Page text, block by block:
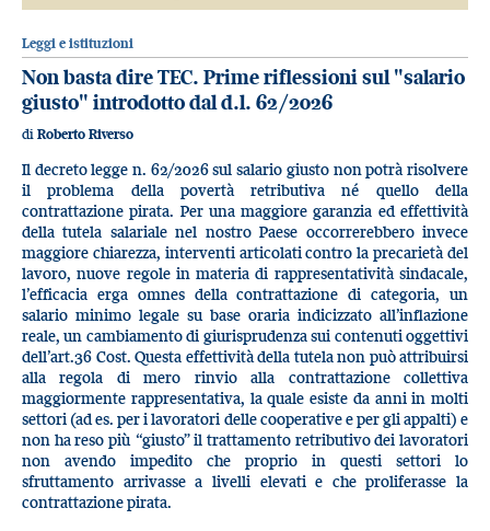
Leggi e istituzioni
Non basta dire TEC. Prime riflessioni sul "salario
giusto" introdotto dal d.l. 62/2026
di Roberto Riverso
Il decreto legge n. 62/2026 sul salario giusto non potrà risolvere
il problema della povertà retributiva né quello della
contrattazione pirata. Per una maggiore garanzia ed effettività
della tutela salariale nel nostro Paese occorrerebbero invece
maggiore chiarezza, interventi articolati contro la precarietà del
lavoro, nuove regole in materia di rappresentatività sindacale,
l’efficacia erga omnes della contrattazione di categoria, un
salario minimo legale su base oraria indicizzato all’inflazione
reale, un cambiamento di giurisprudenza sui contenuti oggettivi
dell’art.36 Cost. Questa effettività della tutela non può attribuirsi
alla regola di mero rinvio alla contrattazione collettiva
maggiormente rappresentativa, la quale esiste da anni in molti
settori (ad es. per i lavoratori delle cooperative e per gli appalti) e
non ha reso più “giusto” il trattamento retributivo dei lavoratori
non avendo impedito che proprio in questi settori lo
sfruttamento arrivasse a livelli elevati e che proliferasse la
contrattazione pirata.